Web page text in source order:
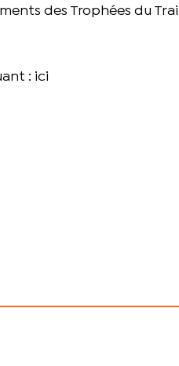
des Trophées du
: ici